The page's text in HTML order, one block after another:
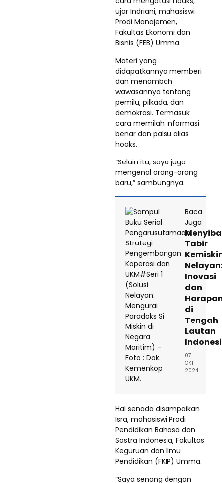
ujar Indriani, mahasiswi
Prodi Manajemen,
Fakultas Ekonomi dan
Bisnis (FEB) Umma.
Materi yang
didapatkannya memberi
dan menambah
wawasannya tentang
pemilu, pilkada, dan
demokrasi. Termasuk
cara memilah informasi
benar dan palsu alias
hoaks.
“Selain itu, saya juga
mengenal orang-orang
baru,” sambungnya.
Baca
Juga
Tabir
Nelayan:
Inovasi
dan
di
Tengah
Lautan
07
OKT
2024
Hal senada disampaikan
Isra, mahasiswi Prodi
Pendidikan Bahasa dan
Sastra Indonesia, Fakultas
Keguruan dan Ilmu
Pendidikan (FKIP) Umma.
“Saya senang dengan